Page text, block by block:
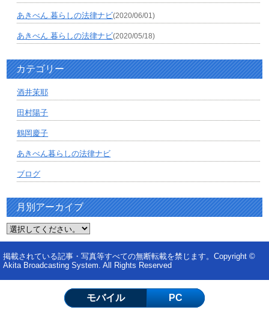
あきべん 暮らしの法律ナビ(2020/06/01)
あきべん 暮らしの法律ナビ(2020/05/18)
カテゴリー
酒井茉耶
田村陽子
鶴岡慶子
あきべん暮らしの法律ナビ
ブログ
月別アーカイブ
掲載されている記事・写真等すべての無断転載を禁じます。Copyright ©
Akita Broadcasting System. All Rights Reserved
モバイル PC